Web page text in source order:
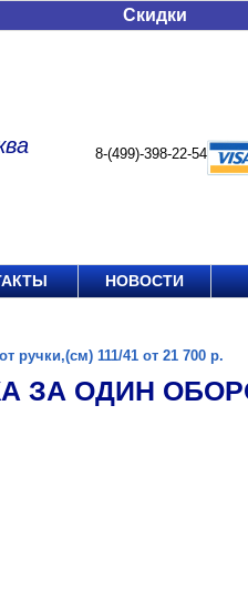
Скидки
8-(499)-398-22-54
НОВОСТИ
ручки,(см) 111/41 от 21 700 р.
ЗА ОДИН